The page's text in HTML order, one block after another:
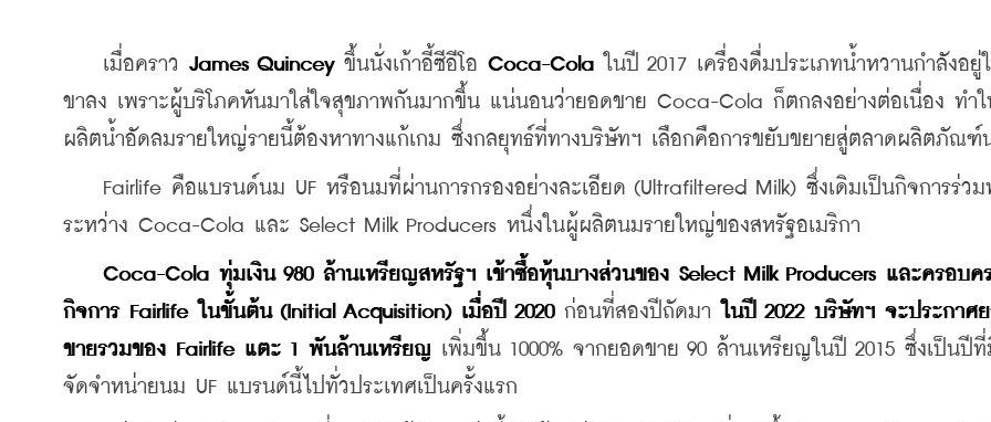
เมื่อคราว James Quincey ขึ้นนั่งเก้าอี้ซีอีโอ Coca-Cola ในปี 2017 เครื่องดื่มประเภทน้ำหวานกำลังอยู่
ขาลง เพราะผู้บริโภคหันมาใส่ใจสุขภาพกันมากขึ้น แน่นอนว่ายอดขาย Coca-Cola ก็ตกลงอย่างต่อเนื่อง ทำ
ผลิตน้ำอัดลมรายใหญ่รายนี้ต้องหาทางแก้เกม ซึ่งกลยุทธ์ที่ทางบริษัทฯ เลือกคือการขยับขยายสู่ตลาดผลิตภัณฑ์
Fairlife คือแบรนด์นม UF หรือนมที่ผ่านการกรองอย่างละเอียด (Ultrafiltered Milk) ซึ่งเดิมเป็นกิจการร่ว
ระหว่าง Coca-Cola และ Select Milk Producers หนึ่งในผู้ผลิตนมรายใหญ่ของสหรัฐอเมริกา
Coca-Cola ทุ่มเงิน 980 ล้านเหรียญสหรัฐฯ เข้าซื้อหุ้นบางส่วนของ Select Milk Producers และครอบค
กิจการ Fairlife ในขั้นต้น (Initial Acquisition) เมื่อปี 2020 ก่อนที่สองปีถัดมา
ในปี 2022 บริษัทฯ จะประกาศ
ขายรวมของ Fairlife แตะ 1 พันล้านเหรียญ เพิ่มขึ้น 1000% จากยอดขาย 90 ล้านเหรียญในปี 2015 ซึ่งเป็นปีที่
จัดจำหน่ายนม UF แบรนด์นี้ไปทั่วประเทศเป็นครั้งแรก